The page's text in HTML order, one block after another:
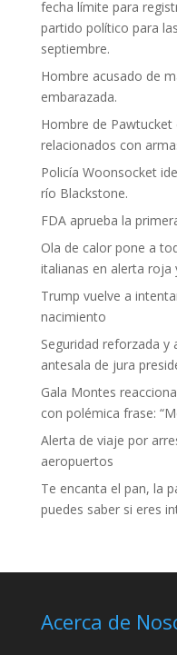
fecha límite para
partido político para
septiembre.
Hombre acusado de
embarazada.
Hombre de
relacionados con
Policía Woonsocket
río Blackstone.
FDA aprueba la
Ola de calor pone a
italianas en alerta roja
Trump vuelve a
nacimiento
Seguridad reforzada
antesala de jura
Gala Montes
con polémica frase:
Alerta de viaje por
aeropuertos
Te encanta el pan, la
puedes saber si eres
Acerca de